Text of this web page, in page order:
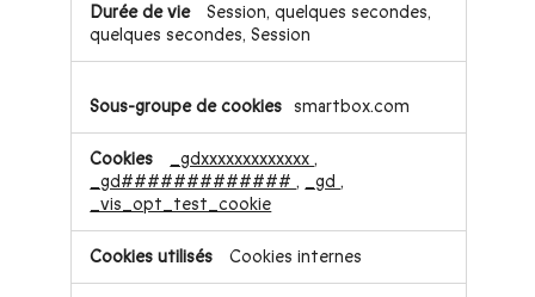
Session, quelques secondes,
quelques secondes, Session
smartbox.com
_gdxxxxxxxxxxxxx,
_gd#############, _gd,
_vis_opt_test_cookie
Cookies internes